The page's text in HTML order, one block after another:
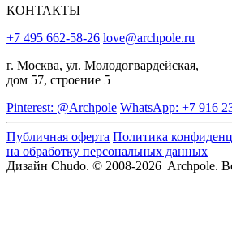
КОНТАКТЫ
+7 495 662-58-26 love@archpole.ru
г. Москва, ул. Молодогвардейская,
дом 57, строение 5
Pinterest: @Archpole WhatsApp: +7 916
Публичная оферта Политика
на обработку персональных данных
Дизайн Chudo. © 2008-2026 Archpole.